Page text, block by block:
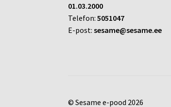
01.03.2000
Telefon:5051047
E-post:sesame@sesame.ee
© Sesame e-pood 2026